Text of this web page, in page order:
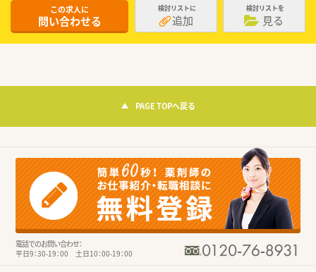
この求人に
問い合わせる
検討リストに
追加
検討リストを
見る
PAGE TOPへ戻る
電話でのお問い合わせ：
平日9：30-19：00 土日10：00-19：00